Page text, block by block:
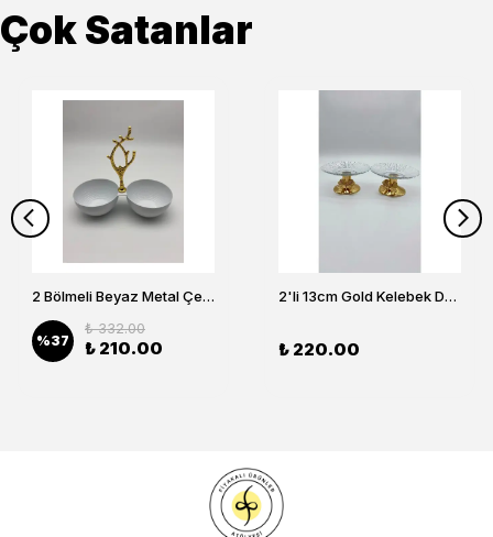
Çok Satanlar
2 Bölmeli Beyaz Metal Çerezlik, Altın Dallı Çerez Tabağı
%37
₺ 332.00
₺ 210.00
2'li 13cm Gold Kelebek Detaylı Metal Ayaklı Cam Lokumluk , Sunumluk , Şekerlik, Çerezlik
₺ 220.00